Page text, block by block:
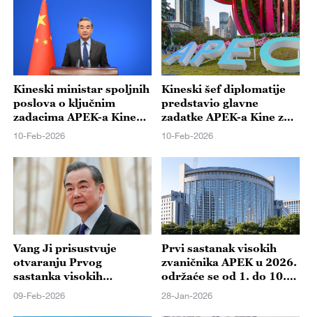
Kineski ministar spoljnih
poslova o ključnim
zadacima APEK-a Kine
2026.
10-Feb-2026
Kineski šef diplomatije
predstavio glavne
zadatke APEK-a Kine za
2026. godinu
10-Feb-2026
Vang Ji prisustvuje
otvaranju Prvog
sastanka visokih
zvaničnika APEK-a 2026.
09-Feb-2026
Prvi sastanak visokih
zvaničnika APEK u 2026.
održaće se od 1. do 10.
februara u Guangdžouu
28-Jan-2026